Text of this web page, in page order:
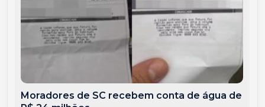
Moradores de SC recebem conta de água de